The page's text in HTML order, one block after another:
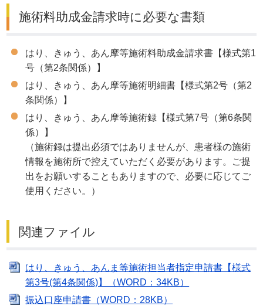
施術料助成金請求時に必要な書類
はり、きゅう、あん摩等施術料助成金請求書【様式第1
号（第2条関係）】
はり、きゅう、あん摩等施術明細書【様式第2号（第2
条関係）】
はり、きゅう、あん摩等施術録【様式第7号（第6条関
係）】
（施術録は提出必須ではありませんが、患者様の施術
情報を施術所で控えていただく必要があります。ご提
出をお願いすることもありますので、必要に応じてご
使用ください。）
関連ファイル
はり、きゅう、あんま等施術担当者指定申請書【様式
第3号(第4条関係)】（WORD：34KB）
振込口座申請書（WORD：28KB）